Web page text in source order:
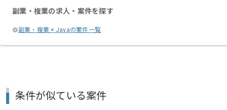
副業・複業の求人・案件を探す
副業・複業 × Javaの案件一覧
条件が似ている案件